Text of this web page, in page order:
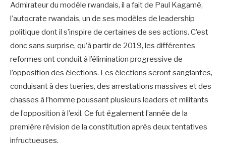
Admirateur du modèle rwandais, il a fait de Paul Kagamé,
l’autocrate rwandais, un de ses modèles de leadership
politique dont il s’inspire de certaines de ses actions. C’est
donc sans surprise, qu’à partir de 2019, les différentes
reformes ont conduit à l’élimination progressive de
l’opposition des élections. Les élections seront sanglantes,
conduisant à des tueries, des arrestations massives et des
chasses à l’homme poussant plusieurs leaders et militants
de l’opposition à l’exil. Ce fut également l’année de la
première révision de la constitution après deux tentatives
infructueuses.